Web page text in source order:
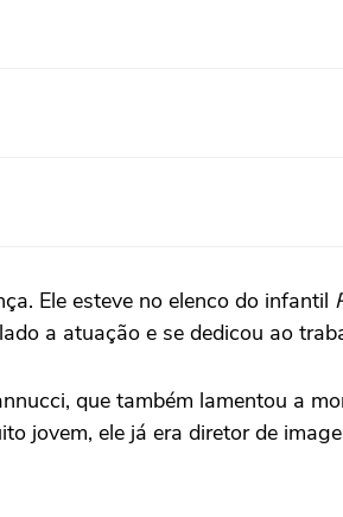
Ele esteve no elenco do infantil
a atuação e se dedicou ao
que também lamentou a
jovem, ele já era diretor de